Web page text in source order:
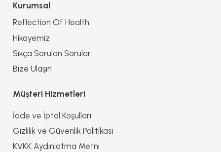
Kurumsal
Reflection Of Health
Hikayemiz
Sıkça Sorulan Sorular
Bize Ulaşın
Müşteri Hizmetleri
İade ve İptal Koşulları
Gizlilik ve Güvenlik Politikası
KVKK Aydınlatma Metni